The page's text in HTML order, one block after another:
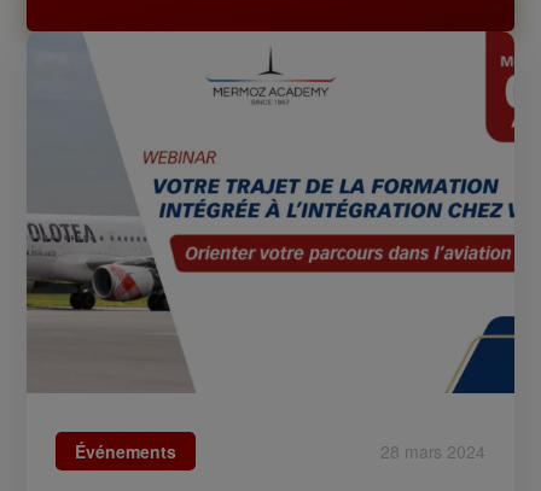
Événements 28 mars 2024